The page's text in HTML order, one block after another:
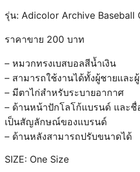
รุ่น: Adicolor Archive Baseball
ราคาขาย 200 บาท
– หมวกทรงเบสบอลสีน้ำเงิน
– สามารถใช้งานได้ทั้งผู้ชายและ
– มีตาไก่สำหรับระบายอากาศ
– ด้านหน้าปักโลโก้แบรนด์ และ
เป็นสัญลักษณ์ของแบรนด์
– ด้านหลังสามารถปรับขนาดได้
SIZE: One Size